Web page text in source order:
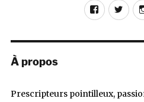
Facebook
À propos
Prescripteurs pointilleux,